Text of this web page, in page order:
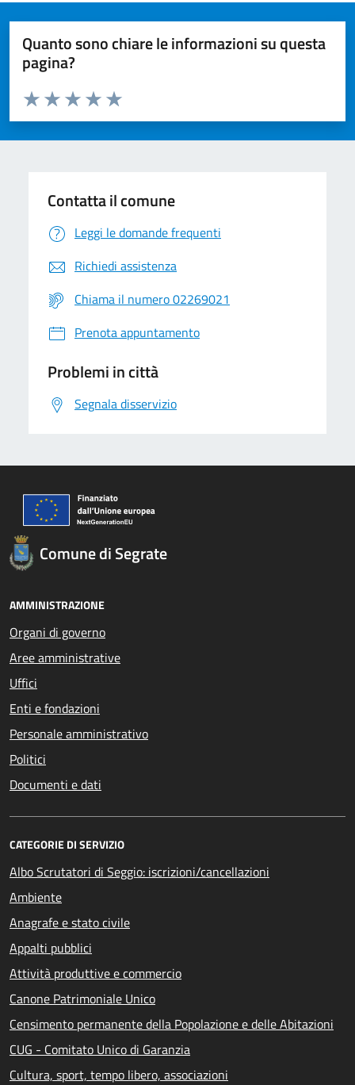
Quanto sono chiare le informazioni su questa
pagina?
Valuta da 1 a 5 stelle la pagina
Valuta 5 stelle su 5
Valuta 4 stelle su 5
Valuta 3 stelle su 5
Valuta 2 stelle su 5
Valuta 1 stelle su 5
Contatta il comune
Leggi le domande frequenti
Richiedi assistenza
Chiama il numero 02269021
Prenota appuntamento
Problemi in città
Segnala disservizio
Comune di Segrate
AMMINISTRAZIONE
Organi di governo
Aree amministrative
Uffici
Enti e fondazioni
Personale amministrativo
Politici
Documenti e dati
CATEGORIE DI SERVIZIO
Albo Scrutatori di Seggio: iscrizioni/cancellazioni
Ambiente
Anagrafe e stato civile
Appalti pubblici
Attività produttive e commercio
Canone Patrimoniale Unico
Censimento permanente della Popolazione e delle Abitazioni
CUG - Comitato Unico di Garanzia
Cultura, sport, tempo libero, associazioni